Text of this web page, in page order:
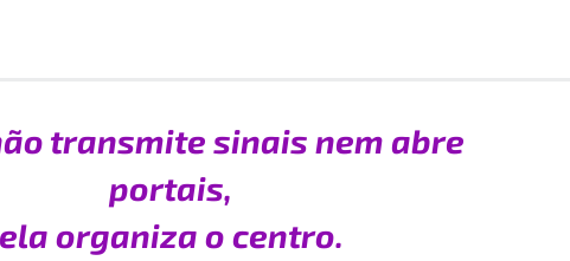
transmite sinais nem abre
portais,
ela organiza o centro.